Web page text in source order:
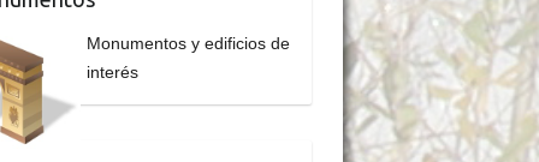
Monumentos y edificios de
interés